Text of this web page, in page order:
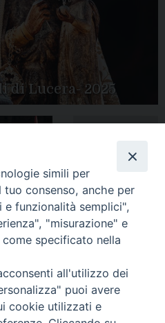
di Lucera- 2025
in Diocesi
Tutte le gallery
Lucera (FG) − tel.
Segreteria del
e-mail:
Troia (FG) − tel. 0881/977051
simili per
consenso, anche per
funzionalità semplici",
"misurazione" e
specificato nella
all'utilizzo dei
puoi avere
cookie utilizzati e